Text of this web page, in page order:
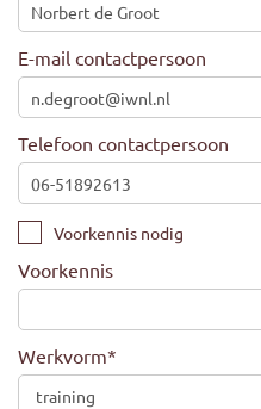
E-mail contactpersoon
Telefoon contactpersoon
Voorkennis nodig
Voorkennis
Werkvorm*